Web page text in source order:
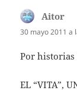
Aitor
30 mayo 2011 a
Por historias
EL “VITA”,